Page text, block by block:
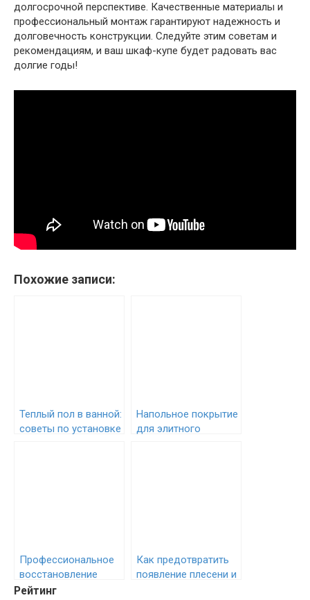
долгосрочной перспективе. Качественные материалы и
профессиональный монтаж гарантируют надежность и
долговечность конструкции. Следуйте этим советам и
рекомендациям, и ваш шкаф-купе будет радовать вас
долгие годы!
Похожие записи:
Теплый пол в ванной:
советы по установке
Напольное покрытие
для элитного
Профессиональное
восстановление
потолочных балок
Как предотвратить
появление плесени и
Рейтинг